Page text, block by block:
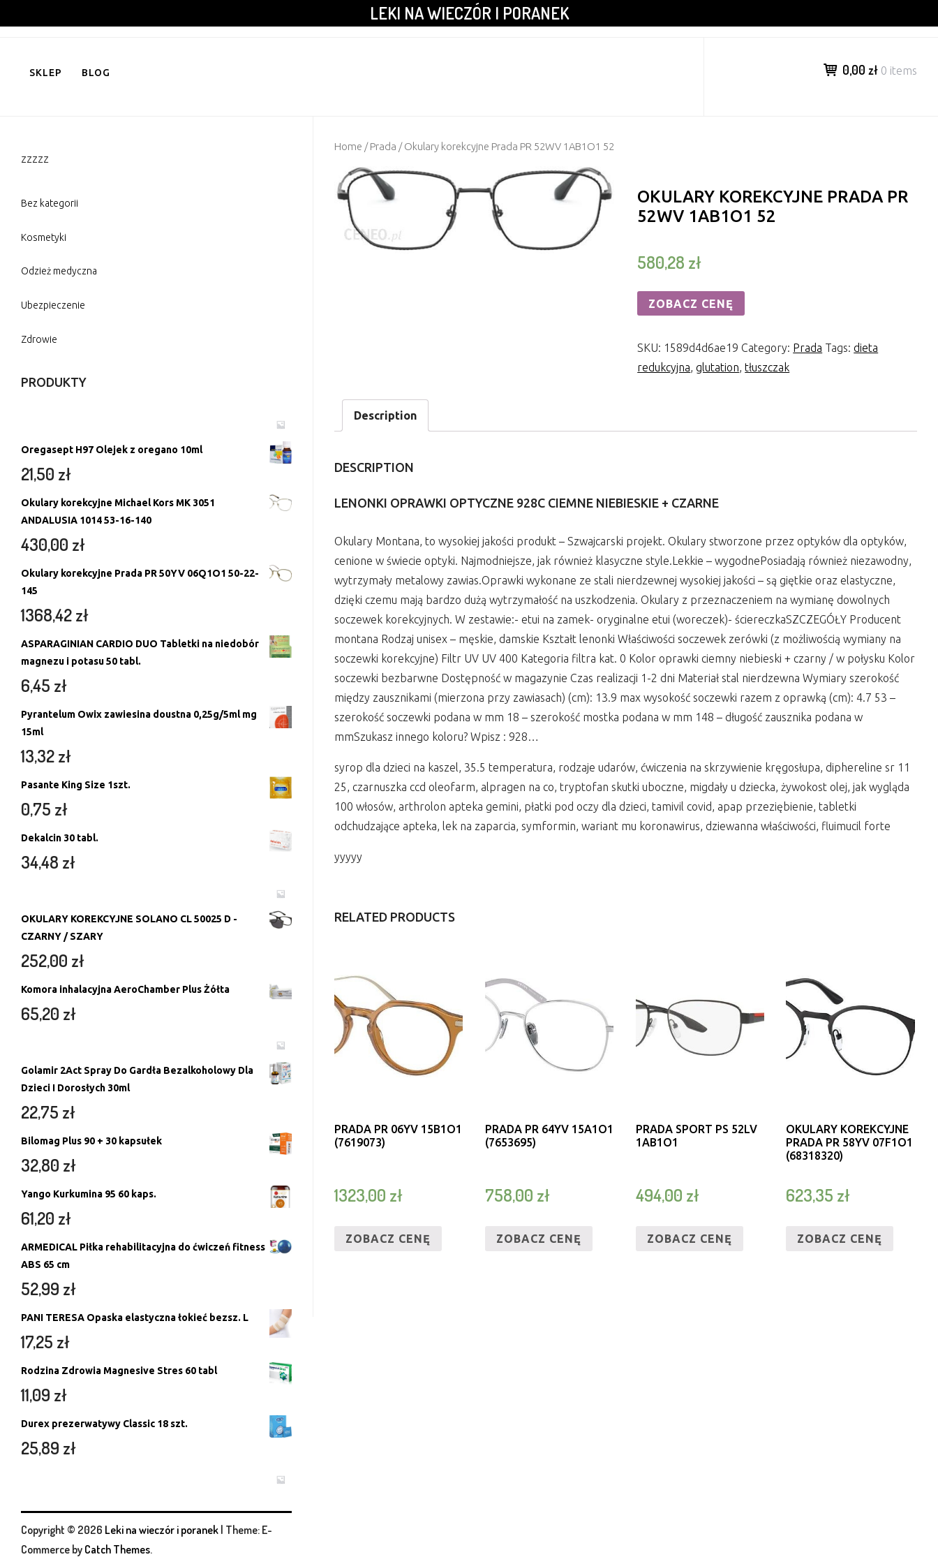
to
LEKI NA WIECZÓR I PORANEK
SKLEP BLOG 0,00 zł 0 items
Home /Prada / Okulary korekcyjne Prada PR 52WV 1AB1O1 52
OKULARY KOREKCYJNE PRADA PR
52WV 1AB1O1 52
580,28 zł
ZOBACZ CENĘ
SKU: 1589d4d6ae19 Category: Prada Tags:dieta
redukcyjna,glutation,tłuszczak
Description
DESCRIPTION
LENONKI OPRAWKI OPTYCZNE 928C CIEMNE NIEBIESKIE + CZARNE
Okulary Montana, to wysokiej jakości produkt – Szwajcarski projekt. Okulary stworzone przez optyków dla optyków,
cenione w świecie optyki. Najmodniejsze, jak również klasyczne style.Lekkie – wygodnePosiadają również niezawodny,
wytrzymały metalowy zawias.Oprawki wykonane ze stali nierdzewnej wysokiej jakości – są giętkie oraz elastyczne,
dzięki czemu mają bardzo dużą wytrzymałość na uszkodzenia. Okulary z przeznaczeniem na wymianę dowolnych
soczewek korekcyjnych. W zestawie:- etui na zamek- oryginalne etui (woreczek)- ściereczkaSZCZEGÓŁY Producent
montana Rodzaj unisex – męskie, damskie Kształt lenonki Właściwości soczewek zerówki (z możliwością wymiany na
soczewki korekcyjne) Filtr UV UV 400 Kategoria filtra kat. 0 Kolor oprawki ciemny niebieski + czarny / w połysku Kolor
soczewki bezbarwne Dostępność w magazynie Czas realizacji 1-2 dni Materiał stal nierdzewna Wymiary szerokość
między zausznikami (mierzona przy zawiasach) (cm): 13.9 max wysokość soczewki razem z oprawką (cm): 4.7 53 –
szerokość soczewki podana w mm 18 – szerokość mostka podana w mm 148 – długość zausznika podana w
mmSzukasz innego koloru? Wpisz : 928…
syrop dla dzieci na kaszel, 35.5 temperatura, rodzaje udarów, ćwiczenia na skrzywienie kręgosłupa, diphereline sr 11
25, czarnuszka ccd oleofarm, alpragen na co, tryptofan skutki uboczne, migdały u dziecka, żywokost olej, jak wygląda
100 włosów, arthrolon apteka gemini, płatki pod oczy dla dzieci, tamivil covid, apap przeziębienie, tabletki
odchudzające apteka, lek na zaparcia, symformin, wariant mu koronawirus, dziewanna właściwości, fluimucil forte
yyyyy
RELATED PRODUCTS
PRADA PR 06YV 15B1O1
(7619073)
1323,00 zł
ZOBACZ CENĘ
PRADA PR 64YV 15A1O1
(7653695)
758,00 zł
ZOBACZ CENĘ
PRADA SPORT PS 52LV
1AB1O1
494,00 zł
ZOBACZ CENĘ
OKULARY KOREKCYJNE
PRADA PR 58YV 07F1O1
(68318320)
623,35 zł
ZOBACZ CENĘ
zzzzz
Bez kategorii
Kosmetyki
Odzież medyczna
Ubezpieczenie
Zdrowie
PRODUKTY
Oregasept H97 Olejek z oregano 10ml
21,50 zł
Okulary korekcyjne Michael Kors MK 3051
ANDALUSIA 1014 53-16-140
430,00 zł
Okulary korekcyjne Prada PR 50YV 06Q1O1 50-22-
145
1368,42zł
ASPARAGINIAN CARDIO DUO Tabletki na niedobór
magnezu i potasu 50 tabl.
6,45 zł
Pyrantelum Owix zawiesina doustna 0,25g/5ml mg
15ml
13,32zł
Pasante King Size 1szt.
0,75 zł
Dekalcin 30 tabl.
34,48 zł
OKULARY KOREKCYJNE SOLANO CL 50025 D -
CZARNY / SZARY
252,00 zł
Komora inhalacyjna AeroChamber Plus Żółta
65,20 zł
Golamir 2Act Spray Do Gardła Bezalkoholowy Dla
Dzieci I Dorosłych 30ml
22,75 zł
Bilomag Plus 90 + 30 kapsułek
32,80 zł
Yango Kurkumina 95 60 kaps.
61,20 zł
ARMEDICAL Piłka rehabilitacyjna do ćwiczeń fitness
ABS 65 cm
52,99 zł
PANI TERESA Opaska elastyczna łokieć bezsz. L
17,25 zł
Rodzina Zdrowia Magnesive Stres 60 tabl
11,09 zł
Durex prezerwatywy Classic 18 szt.
25,89 zł
Copyright © 2026 Leki na wieczór i poranek | Theme: E-
Commerce by Catch Themes.